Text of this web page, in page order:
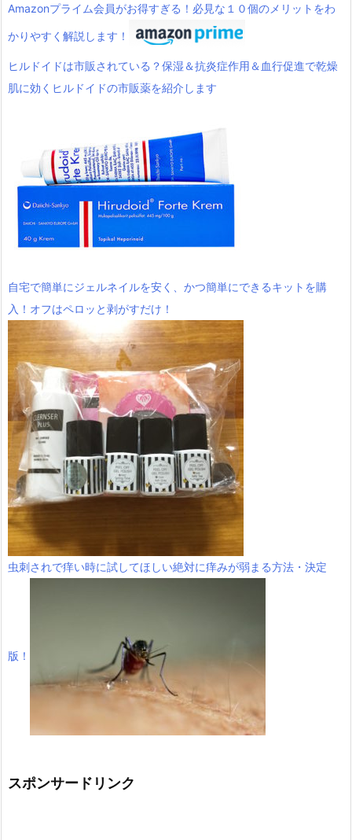
Amazonプライム会員がお得すぎる！必見な１０個のメリットをわ
かりやすく解説します！
ヒルドイドは市販されている？保湿＆抗炎症作用＆血行促進で乾燥
肌に効くヒルドイドの市販薬を紹介します
自宅で簡単にジェルネイルを安く、かつ簡単にできるキットを購
入！オフはペロッと剥がすだけ！
虫刺されで痒い時に試してほしい絶対に痒みが弱まる方法・決定
版！
スポンサードリンク